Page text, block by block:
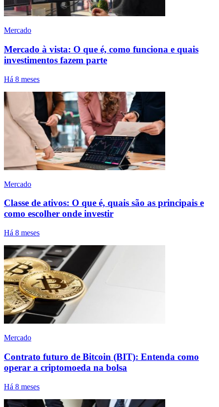
Mercado
Mercado à vista: O que é, como funciona e quais
investimentos fazem parte
Há 8 meses
Mercado
Classe de ativos: O que é, quais são as principais e
como escolher onde investir
Há 8 meses
Mercado
Contrato futuro de Bitcoin (BIT): Entenda como
operar a criptomoeda na bolsa
Há 8 meses